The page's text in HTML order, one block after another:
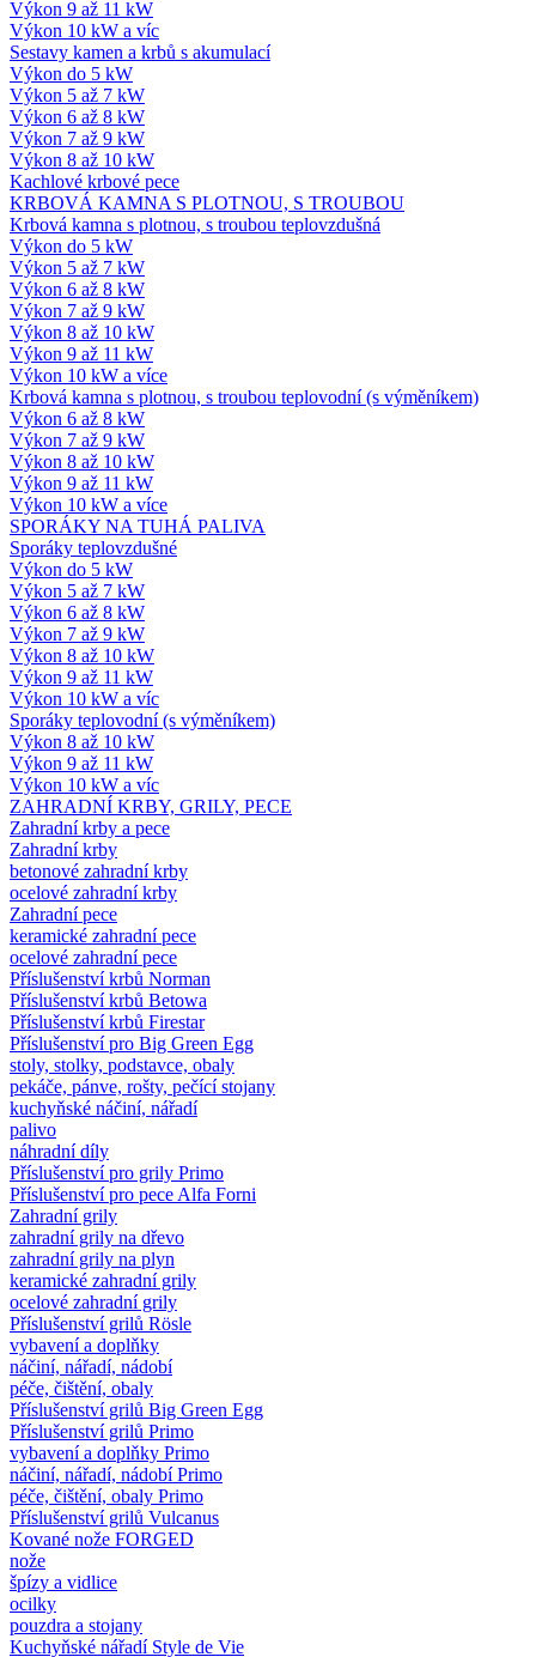
Výkon 9 až 11 kW
Výkon 10 kW a víc
Sestavy kamen a krbů s akumulací
Výkon do 5 kW
Výkon 5 až 7 kW
Výkon 6 až 8 kW
Výkon 7 až 9 kW
Výkon 8 až 10 kW
Kachlové krbové pece
KRBOVÁ KAMNA S PLOTNOU, S TROUBOU
Krbová kamna s plotnou, s troubou teplovzdušná
Výkon do 5 kW
Výkon 5 až 7 kW
Výkon 6 až 8 kW
Výkon 7 až 9 kW
Výkon 8 až 10 kW
Výkon 9 až 11 kW
Výkon 10 kW a více
Krbová kamna s plotnou, s troubou teplovodní (s výměníkem)
Výkon 6 až 8 kW
Výkon 7 až 9 kW
Výkon 8 až 10 kW
Výkon 9 až 11 kW
Výkon 10 kW a více
SPORÁKY NA TUHÁ PALIVA
Sporáky teplovzdušné
Výkon do 5 kW
Výkon 5 až 7 kW
Výkon 6 až 8 kW
Výkon 7 až 9 kW
Výkon 8 až 10 kW
Výkon 9 až 11 kW
Výkon 10 kW a víc
Sporáky teplovodní (s výměníkem)
Výkon 8 až 10 kW
Výkon 9 až 11 kW
Výkon 10 kW a víc
ZAHRADNÍ KRBY, GRILY, PECE
Zahradní krby a pece
Zahradní krby
betonové zahradní krby
ocelové zahradní krby
Zahradní pece
keramické zahradní pece
ocelové zahradní pece
Příslušenství krbů Norman
Příslušenství krbů Betowa
Příslušenství krbů Firestar
Příslušenství pro Big Green Egg
stoly, stolky, podstavce, obaly
pekáče, pánve, rošty, pečící stojany
kuchyňské náčiní, nářadí
palivo
náhradní díly
Příslušenství pro grily Primo
Příslušenství pro pece Alfa Forni
Zahradní grily
zahradní grily na dřevo
zahradní grily na plyn
keramické zahradní grily
ocelové zahradní grily
Příslušenství grilů Rösle
vybavení a doplňky
náčiní, nářadí, nádobí
péče, čištění, obaly
Příslušenství grilů Big Green Egg
Příslušenství grilů Primo
vybavení a doplňky Primo
náčiní, nářadí, nádobí Primo
péče, čištění, obaly Primo
Příslušenství grilů Vulcanus
Kované nože FORGED
nože
špízy a vidlice
ocilky
pouzdra a stojany
Kuchyňské nářadí Style de Vie